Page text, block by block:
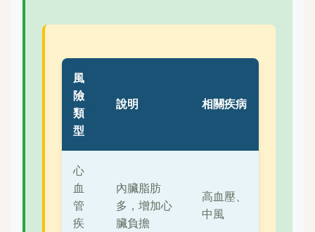
風
險
類
型
說明 相關疾病
心
血
管
疾
內臟脂肪
多，增加心
臟負擔
高血壓、
中風